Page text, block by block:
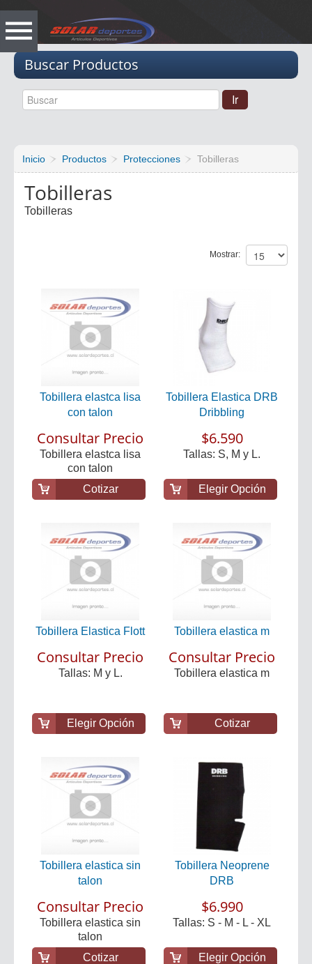
Buscar Productos
Inicio Productos Protecciones Tobilleras
Tobilleras
Tobilleras
Mostrar:
Tobillera elastca lisa
con talon
Consultar Precio
Tobillera elastca lisa
con talon
Cotizar
Tobillera Elastica DRB
Dribbling
$6.590
Tallas: S, M y L.
Elegir Opción
Tobillera Elastica Flott
Consultar Precio
Tallas: M y L.
Elegir Opción
Tobillera elastica m
Consultar Precio
Tobillera elastica m
Cotizar
Tobillera elastica sin
talon
Consultar Precio
Tobillera elastica sin
talon
Cotizar
Tobillera Neoprene
DRB
$6.990
Tallas: S - M - L - XL
Elegir Opción